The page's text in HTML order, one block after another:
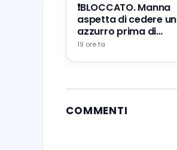
❗️BLOCCATO. Manna
aspetta di cedere un
azzurro prima di
portare Zeballos al
19 ore fa
COMMENTI